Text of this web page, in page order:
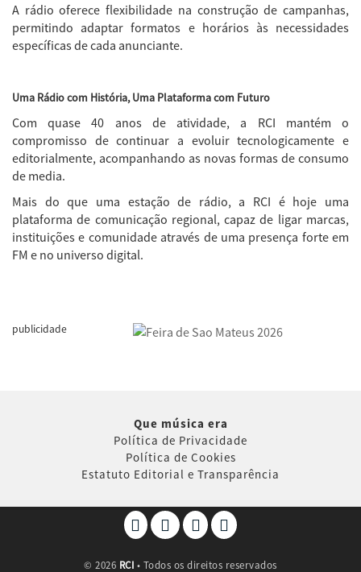
A rádio oferece flexibilidade na construção de campanhas,
permitindo adaptar formatos e horários às necessidades
específicas de cada anunciante.
Uma Rádio com História, Uma Plataforma com Futuro
Com quase 40 anos de atividade, a RCI mantém o
compromisso de continuar a evoluir tecnologicamente e
editorialmente, acompanhando as novas formas de consumo
de media.
Mais do que uma estação de rádio, a RCI é hoje uma
plataforma de comunicação regional, capaz de ligar marcas,
instituições e comunidade através de uma presença forte em
FM e no universo digital.
publicidade
Que música era
Política de Privacidade
Política de Cookies
Estatuto Editorial e Transparência
©2026 RCI • Todos os direitos reservados